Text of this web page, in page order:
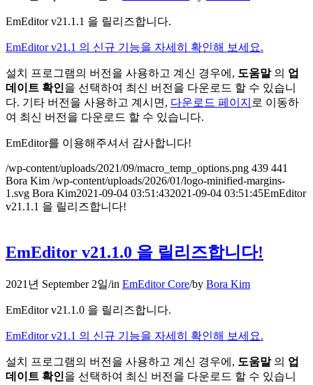
EmEditor v21.1.1 을 릴리즈합니다.
EmEditor v21.1 의 신규 기능을 자세히 확인해 보세요.
설치 프로그램의 버전을 사용하고 계신 경우에, 도움말의 업
데이트 확인을 선택하여 최신 버전을 다운로드 할 수 있습니
다. 기타 버전을 사용하고 계시면, 다운로드 페이지 로 이동하
여 최신 버전을 다운로드 할 수 있습니다.
EmEditor를 이용해주셔서 감사합니다!
/wp-content/uploads/2021/09/macro_temp_options.png 439 441
Bora Kim /wp-content/uploads/2026/01/logo-minified-margins-
1.svg Bora Kim2021-09-04 03:51:432021-09-04 03:51:45EmEditor
v21.1.1 을 릴리즈합니다!
EmEditor v21.1.0 을 릴리즈합니다!
2021년 September 2일/in EmEditor Core/by Bora Kim
EmEditor v21.1.0 을 릴리즈합니다.
EmEditor v21.1 의 신규 기능을 자세히 확인해 보세요.
설치 프로그램의 버전을 사용하고 계신 경우에, 도움말의 업
데이트 확인을 선택하여 최신 버전을 다운로드 할 수 있습니